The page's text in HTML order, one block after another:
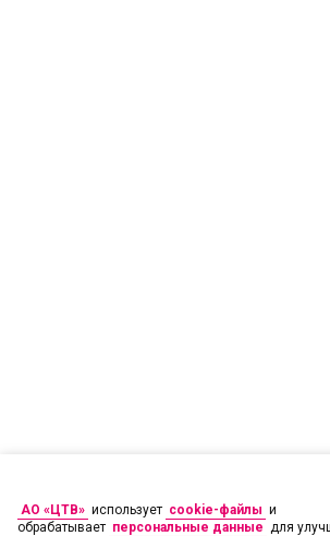
АО «ЦТВ» использует cookie-файлы и
обрабатывает персональные данные для